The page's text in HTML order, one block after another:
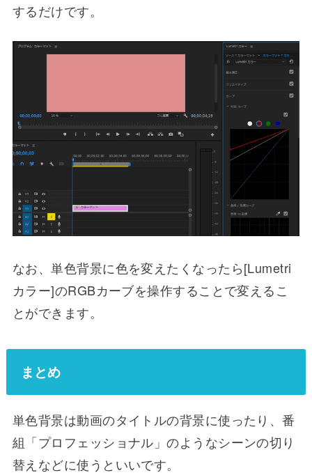
するだけです。
なお、単色背景に色を変えたくなったら[Lumetri
カラー]のRGBカーブを操作することで変えるこ
とができます。
まとめ
単色背景は動画のタイトルの背景に使ったり、番
組「プロフェッショナル」のようなシーンの切り
替えなどに使うといいです。